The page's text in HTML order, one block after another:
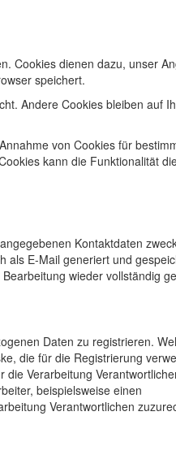
Cookies dienen dazu, unser
speichert.
Andere Cookies bleiben auf
von Cookies für
kann die Funktionalität
Kontaktdaten
als E-Mail generiert und
wieder vollständig
Daten zu registrieren.
die für die Registrierung
Verarbeitung
beispielsweise einen
Verantwortlichen